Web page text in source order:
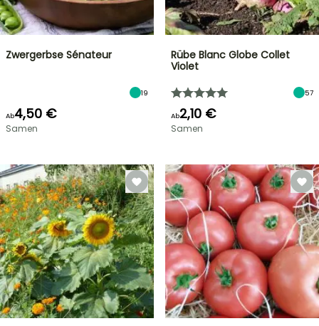
Zwergerbse Sénateur
19
Ab4,50 €
Samen
Rübe Blanc Globe Collet
Violet
57
Ab2,10 €
Samen